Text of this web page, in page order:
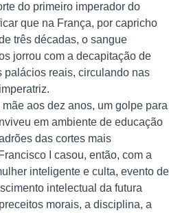
do primeiro imperador do
que na França, por capricho
três décadas, o sangue
jorrou com a decapitação de
palácios reais, circulando nas
aos dez anos, um golpe para
em ambiente de educação
das cortes mais
I casou, então, com a
inteligente e culta, evento de
intelectual da futura
morais, a disciplina, a